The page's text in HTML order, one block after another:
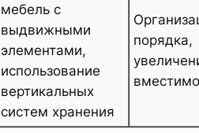
мебель с
выдвижными
элементами,
использование
вертикальных
систем хранения
порядка,